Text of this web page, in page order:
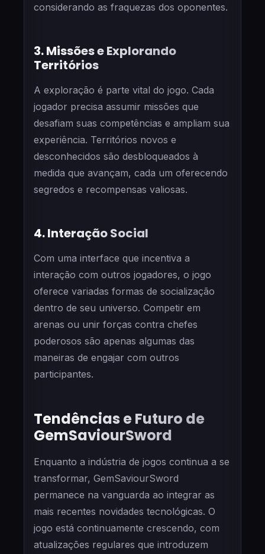
considerando as fraquezas dos oponentes.
3. Missões e Explorando
Territórios
A exploração é parte vital do jogo. Cada
jogador precisa assumir missões que
desafiam suas competências e ampliam sua
experiência. Territórios novos e
desconhecidos são desbloqueados à
medida que avançam, cada um oferecendo
segredos e recompensas valiosas.
4. Interação Social
Com uma interface que incentiva a
interação com outros jogadores, o jogo
oferece variadas formas de socialização
dentro de seu universo. Competir em
arenas ou unir forças contra chefes
poderosos são apenas algumas das
maneiras de engajar com outros
participantes.
Tendências e Futuro de
GemSaviourSword
Enquanto a indústria de jogos continua a se
transformar, GemSaviourSword
permanece na vanguarda ao integrar as
mais recentes novidades tecnológicas. O
jogo está continuamente crescendo, com
atualizações regulares que introduzem